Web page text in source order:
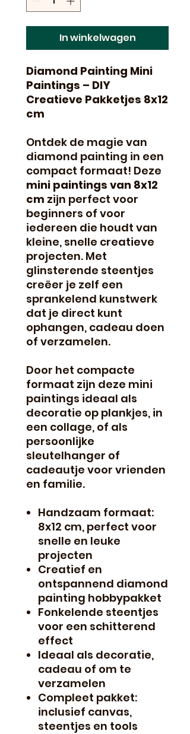
In winkelwagen
Diamond Painting Mini
Paintings – DIY
Creatieve Pakketjes 8x12
cm
Ontdek de magie van
diamond painting in een
compact formaat! Deze
mini paintings van 8x12
cm zijn perfect voor
beginners of voor
iedereen die houdt van
kleine, snelle creatieve
projecten. Met
glinsterende steentjes
creëer je zelf een
sprankelend kunstwerk
dat je direct kunt
ophangen, cadeau doen
of verzamelen.
Door het compacte
formaat zijn deze mini
paintings ideaal als
decoratie op plankjes, in
een collage, of als
persoonlijke
sleutelhanger of
cadeautje voor vrienden
en familie.
Handzaam formaat:
8x12 cm, perfect voor
snelle en leuke
projecten
Creatief en
ontspannend diamond
painting hobbypakket
Fonkelende steentjes
voor een schitterend
effect
Ideaal als decoratie,
cadeau of om te
verzamelen
Compleet pakket:
inclusief canvas,
steentjes en tools